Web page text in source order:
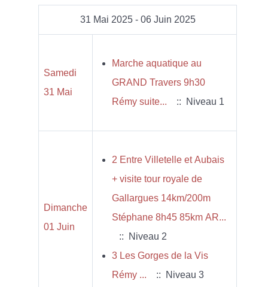
31 Mai 2025 - 06 Juin 2025
Samedi
31 Mai
Marche aquatique au
GRAND Travers 9h30
Rémy suite...
:: Niveau 1
Dimanche
01 Juin
2 Entre Villetelle et Aubais
+ visite tour royale de
Gallargues 14km/200m
Stéphane 8h45 85km AR...
:: Niveau 2
3 Les Gorges de la Vis
Rémy ...
:: Niveau 3